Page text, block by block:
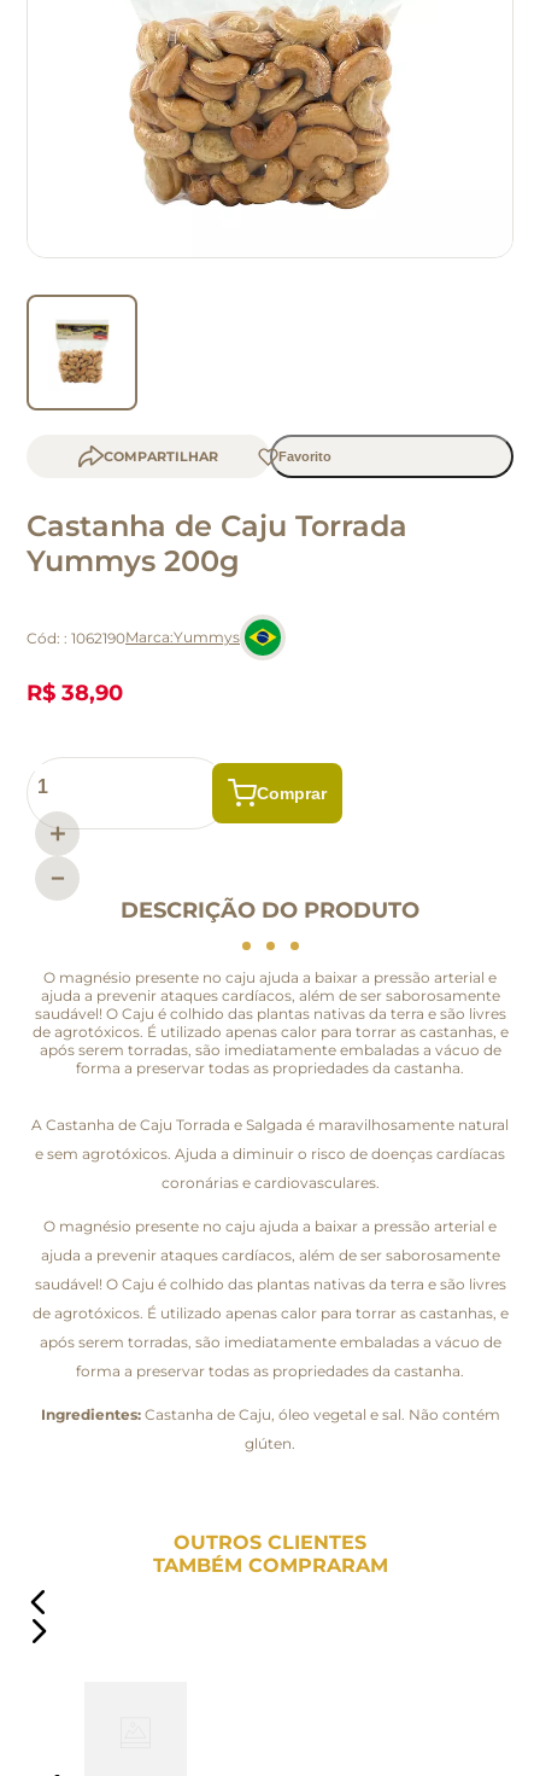
COMPARTILHAR
Castanha de Caju Torrada
Yummys 200g
Cód: : 1062190 Yummys
R$ 38,90
＋
－
DESCRIÇÃO DO PRODUTO
O magnésio presente no caju ajuda a baixar a pressão arterial e
ajuda a prevenir ataques cardíacos, além de ser saborosamente
saudável! O Caju é colhido das plantas nativas da terra e são livres
de agrotóxicos. É utilizado apenas calor para torrar as castanhas, e
após serem torradas, são imediatamente embaladas a vácuo de
forma a preservar todas as propriedades da castanha.
A Castanha de Caju Torrada e Salgada é maravilhosamente natural
e sem agrotóxicos. Ajuda a diminuir o risco de doenças cardíacas
coronárias e cardiovasculares.
O magnésio presente no caju ajuda a baixar a pressão arterial e
ajuda a prevenir ataques cardíacos, além de ser saborosamente
saudável! O Caju é colhido das plantas nativas da terra e são livres
de agrotóxicos. É utilizado apenas calor para torrar as castanhas, e
após serem torradas, são imediatamente embaladas a vácuo de
forma a preservar todas as propriedades da castanha.
Ingredientes: Castanha de Caju, óleo vegetal e sal. Não contém
glúten.
OUTROS CLIENTES
TAMBÉM COMPRARAM